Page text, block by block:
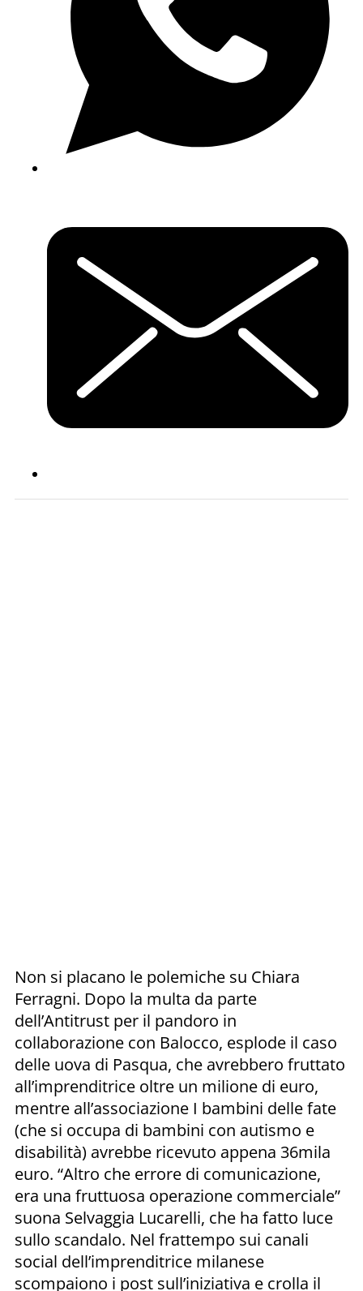
Non si placano le polemiche su Chiara
Ferragni. Dopo la multa da parte
dell’Antitrust per il pandoro in
collaborazione con Balocco, esplode il caso
delle uova di Pasqua, che avrebbero fruttato
all’imprenditrice oltre un milione di euro,
mentre all’associazione I bambini delle fate
(che si occupa di bambini con autismo e
disabilità) avrebbe ricevuto appena 36mila
euro. “Altro che errore di comunicazione,
era una fruttuosa operazione commerciale”
suona Selvaggia Lucarelli, che ha fatto luce
sullo scandalo. Nel frattempo sui canali
social dell’imprenditrice milanese
scompaiono i post sull’iniziativa e crolla il